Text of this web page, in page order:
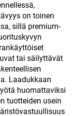
on toinen
sillä premium-
tai säilyttävät
Laadukkaan
huomattaviksi
tuotteiden usein